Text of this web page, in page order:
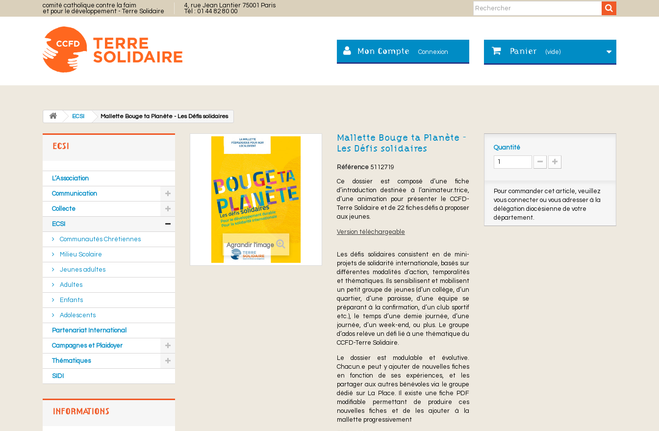
comité catholique contre la faim
et pour le développement - Terre Solidaire
4, rue Jean Lantier 75001 Paris
Tél : 01 44 82 80 00
Mon Compte Connexion Panier (vide)
ECSI Mallette Bouge ta Planète - Les Défis solidaires
ECSI
L’Association
Communication
Collecte
ECSI
Communautés Chrétiennes
Milieu Scolaire
Jeunes adultes
Adultes
Enfants
Adolescents
Partenariat International
Campagnes et Plaidoyer
Thématiques
SIDI
INFORMATIONS
Agrandir l'image
Mallette Bouge ta Planète -
Les Défis solidaires
Référence 5112719
Ce dossier est composé d’une fiche
d’introduction destinée à l’animateur.trice,
d’une animation pour présenter le CCFD-
Terre Solidaire et de 22 fiches défis à proposer
aux jeunes.
Version téléchargeable
Les défis solidaires consistent en de mini-
projets de solidarité internationale, basés sur
différentes modalités d’action, temporalités
et thématiques. Ils sensibilisent et mobilisent
un petit groupe de jeunes (d’un collège, d’un
quartier, d’une paroisse, d’une équipe se
préparant à la confirmation, d’un club sportif
etc.), le temps d’une demie journée, d’une
journée, d’un week-end, ou plus. Le groupe
d’ados relève un défi lié à une thématique du
CCFD-Terre Solidaire.
Le dossier est modulable et évolutive.
Chacun.e peut y ajouter de nouvelles fiches
en fonction de ses expériences, et les
partager aux autres bénévoles via le groupe
dédié sur La Place. Il existe une fiche PDF
modifiable permettant de produire ces
nouvelles fiches et de les ajouter à la
mallette progressivement
Quantité
Pour commander cet article, veuillez
vous connecter ou vous adresser à la
délégation diocésienne de votre
département.